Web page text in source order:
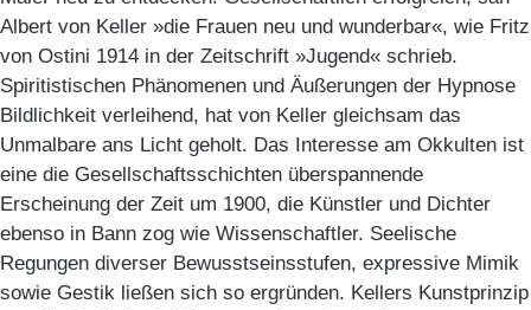
Albert von Keller »die Frauen neu und wunderbar«, wie Fritz
von Ostini 1914 in der Zeitschrift »Jugend« schrieb.
Spiritistischen Phänomenen und Äußerungen der Hypnose
Bildlichkeit verleihend, hat von Keller gleichsam das
Unmalbare ans Licht geholt. Das Interesse am Okkulten ist
eine die Gesellschaftsschichten überspannende
Erscheinung der Zeit um 1900, die Künstler und Dichter
ebenso in Bann zog wie Wissenschaftler. Seelische
Regungen diverser Bewusstseinsstufen, expressive Mimik
sowie Gestik ließen sich so ergründen. Kellers Kunstprinzip